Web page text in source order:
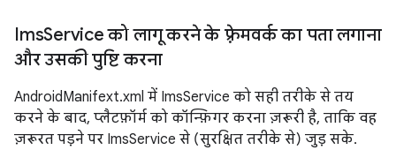
ImsService को लागू करने के फ़्रेमवर्क का पता लगाना
और उसकी पुष्टि करना
AndroidManifext.xml में ImsService को सही तरीके से तय
करने के बाद, प्लैटफ़ॉर्म को कॉन्फ़िगर करना ज़रूरी है, ताकि वह
ज़रूरत पड़ने पर ImsService से (सुरक्षित तरीके से) जुड़ सके.